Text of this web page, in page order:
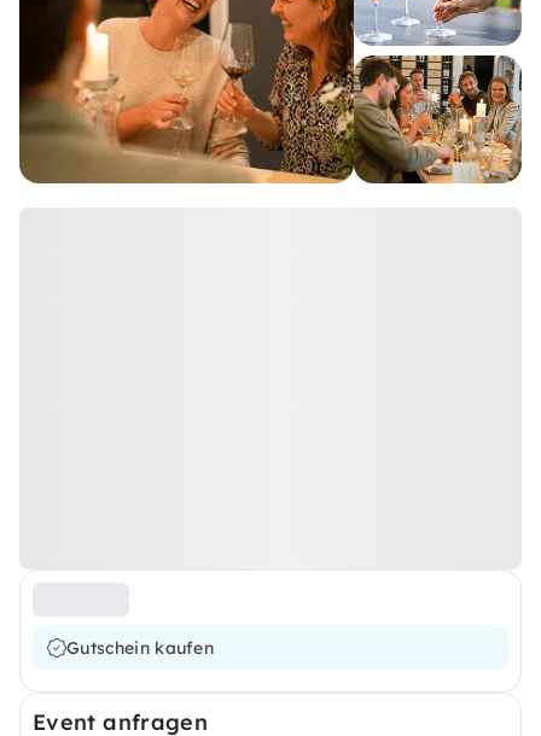
Gutschein kaufen
Event anfragen